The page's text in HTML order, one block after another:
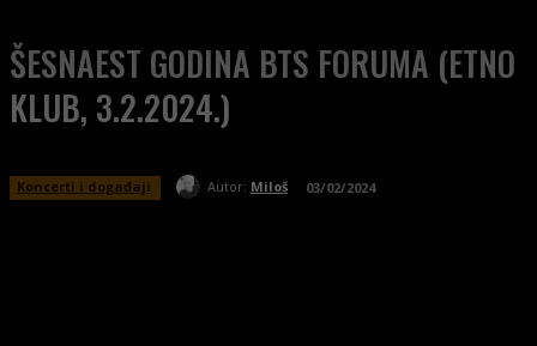
ŠESNAEST GODINA BTS FORUMA (ETNO
KLUB, 3.2.2024.)
Koncerti i događaji Autor: Miloš 03/02/2024